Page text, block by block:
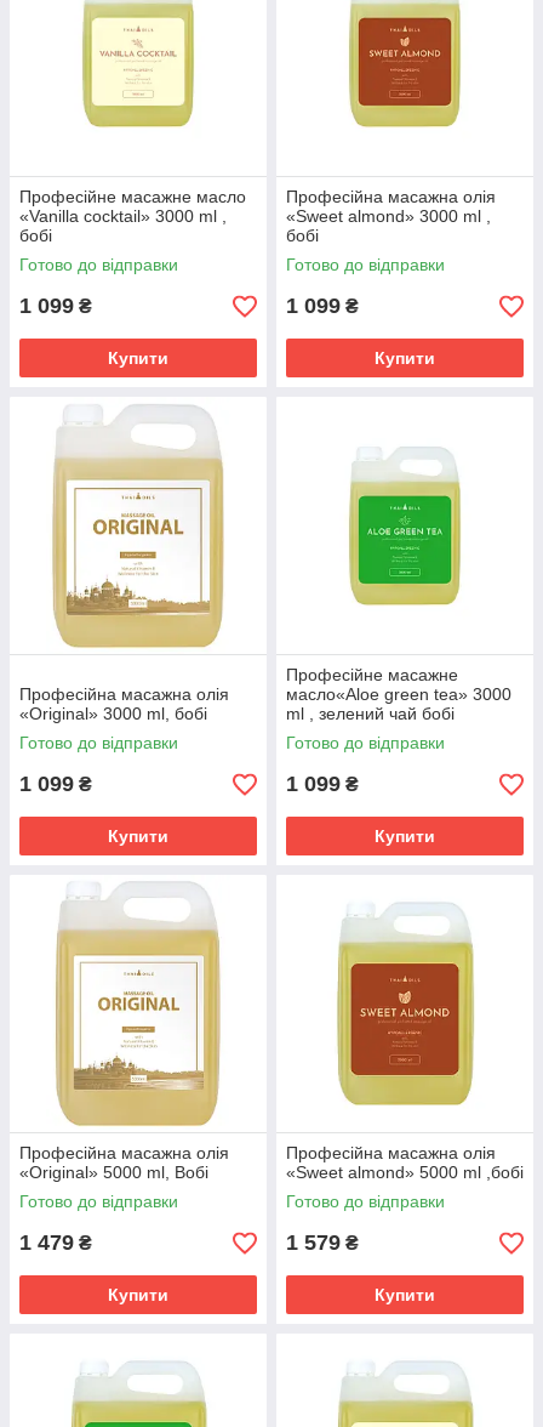
Професійне масажне масло
«Vanilla cocktail» 3000 ml ,
бобі
Готово до відправки
1 099 ₴
Купити
Професійна масажна олія
«Sweet almond» 3000 ml ,
бобі
Готово до відправки
1 099 ₴
Купити
Професійна масажна олія
«Original» 3000 ml, бобі
Готово до відправки
1 099 ₴
Купити
Професійне масажне
масло«Aloe green tea» 3000
ml , зелений чай бобі
Готово до відправки
1 099 ₴
Купити
Професійна масажна олія
«Original» 5000 ml, Boбі
Готово до відправки
1 479 ₴
Купити
Професійна масажна олія
«Sweet almond» 5000 ml ,бобі
Готово до відправки
1 579 ₴
Купити